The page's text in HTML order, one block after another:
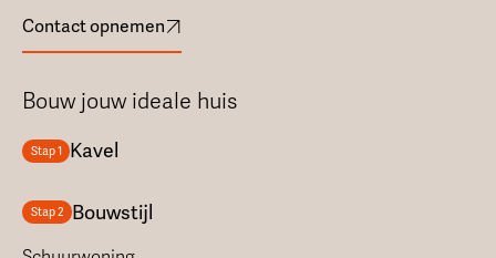
Contact opnemen
Bouw jouw ideale huis
Stap 1 Kavel
Stap 2 Bouwstijl